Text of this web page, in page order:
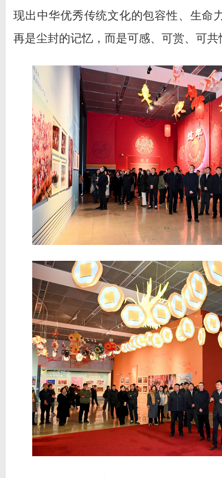
现出中华优秀传统文化的包容性、生命
再是尘封的记忆，而是可感、可赏、可